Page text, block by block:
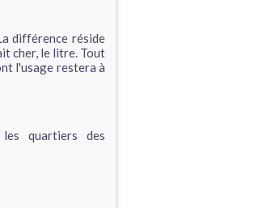
différence réside
cher, le litre. Tout
l'usage restera à
quartiers des